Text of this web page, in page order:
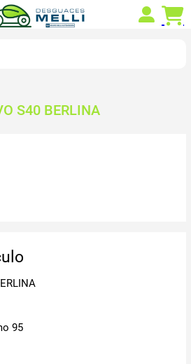
S40 BERLINA
95